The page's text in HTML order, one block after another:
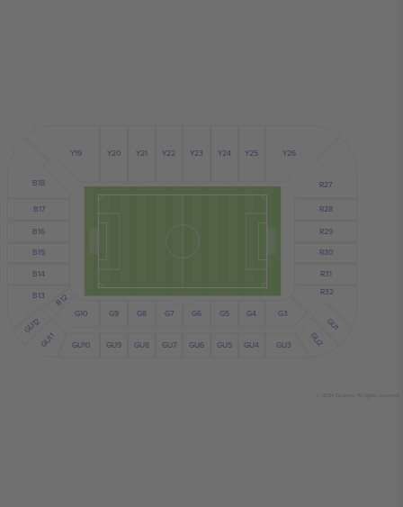
Y19 Y20 Y21 Y22 Y23 Y24 Y25 Y26
R32
R31
R30
R29
R28
R27
B12
B13
B14
B15
B16
B17
B18
G3
G4
G5
G6
G7
G8
G9
G10
GU1
GU2
GU3
GU4
GU5
GU6
GU7
GU8
GU9
GU10
GU11
GU12
© 2024 Ticombo. All rights reserved